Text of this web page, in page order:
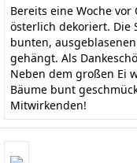
Bereits eine Woche
österlich dekoriert. Die
bunten,
gehängt. Als
Neben dem großen Ei
Bäume bunt
Mitwirkenden!